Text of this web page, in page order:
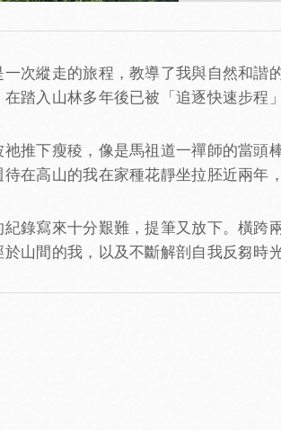
次縱走的旅程，教導了我與自然和諧
踏入山林多年後已被「追逐快速步程
推下瘦稜，像是馬祖道一禪師的當頭
在高山的我在家種花靜坐拉胚近兩年
錄寫來十分艱難，提筆又放下。橫跨
山間的我，以及不斷解剖自我反芻時光